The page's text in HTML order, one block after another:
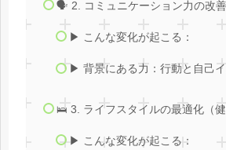
🗣️ 2. コミュニケーション力の改善
▶ こんな変化が起こる：
▶ 背景にある力：行動と自己
🛌 3. ライフスタイルの最適化（健
▶ こんな変化が起こる：